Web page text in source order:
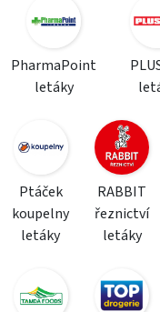
PharmaPoint
letáky
Ptáček
koupelny
letáky
RABBIT
řeznictví
letáky